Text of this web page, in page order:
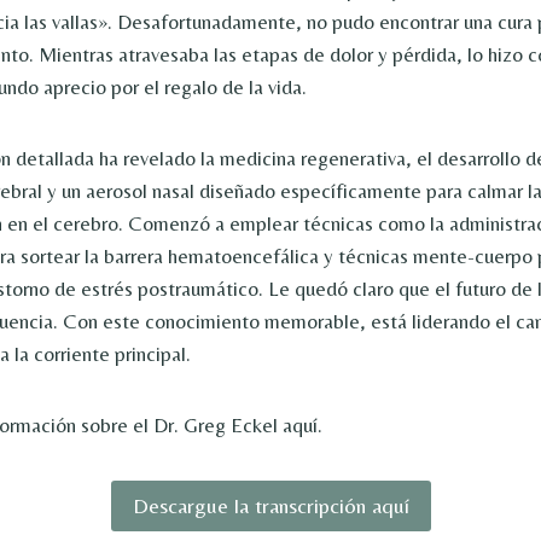
las vallas». Desafortunadamente, no pudo encontrar una cura
Mientras atravesaba las etapas de dolor y pérdida, lo hizo
aprecio por el regalo de la vida.
detallada ha revelado la medicina regenerativa, el desarrollo
y un aerosol nasal diseñado específicamente para calmar la
el cerebro. Comenzó a emplear técnicas como la
sortear la barrera hematoencefálica y técnicas mente-cuerpo
de estrés postraumático. Le quedó claro que el futuro de
Con este conocimiento memorable, está liderando el
la corriente principal.
sobre el Dr. Greg Eckel aquí.
Descargue la transcripción aquí